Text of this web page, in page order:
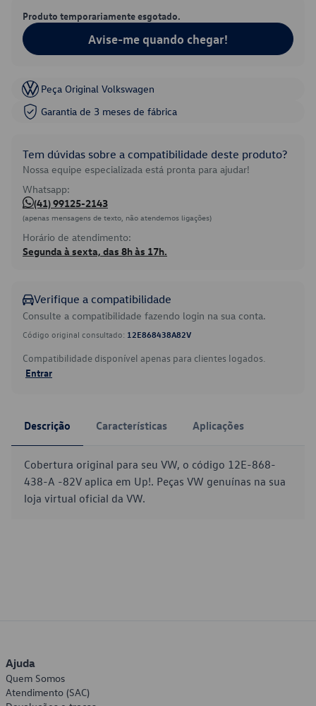
Produto temporariamente esgotado.
Avise-me quando chegar!
Peça Original Volkswagen
Garantia de 3 meses de fábrica
Tem dúvidas sobre a compatibilidade deste produto?
Nossa equipe especializada está pronta para ajudar!
Whatsapp:
(41) 99125-2143
(apenas mensagens de texto, não atendemos ligações)
Horário de atendimento:
Segunda à sexta, das 8h às 17h.
Verifique a compatibilidade
Consulte a compatibilidade fazendo login na sua conta.
Código original consultado: 12E868438A82V
Compatibilidade disponível apenas para clientes logados.
Entrar
Descrição Características Aplicações
Cobertura original para seu VW, o código 12E-868-
438-A -82V aplica em Up!. Peças VW genuínas na sua
loja virtual oficial da VW.
Ajuda
Quem Somos
Atendimento (SAC)